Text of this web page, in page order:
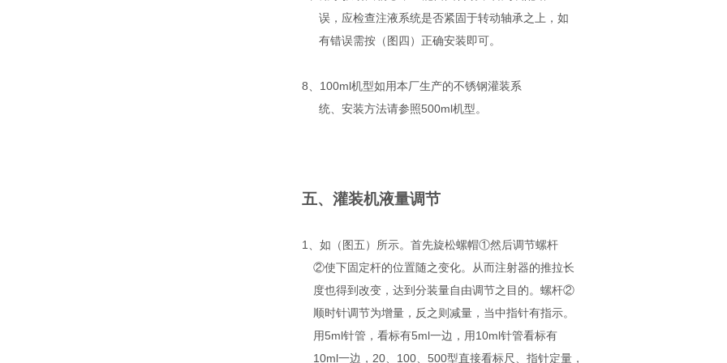
误，应检查注液系统是否紧固于转动轴承之上，如
有错误需按（图四）正确安装即可。
8、100ml机型如用本厂生产的不锈钢灌装系
统、安装方法请参照500ml机型。
五、灌装机液量调节
1、如（图五）所示。首先旋松螺帽①然后调节螺杆
②使下固定杆的位置随之变化。从而注射器的推拉长
度也得到改变，达到分装量自由调节之目的。螺杆②
顺时针调节为增量，反之则减量，当中指针有指示。
用5ml针管，看标有5ml一边，用10ml针管看标有
10ml一边，20、100、500型直接看标尺、指针定量，